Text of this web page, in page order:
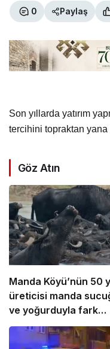
0 Paylaş
Son yıllarda yatırım
tercihini topraktan yana
Göz Atın
Manda Köyü’nün 50
üreticisi manda
ve yoğurduyla fark
oluşturdu